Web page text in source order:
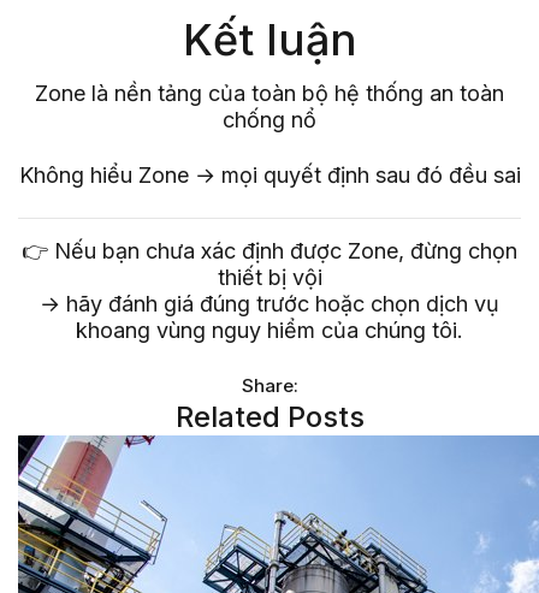
Kết luận
Zone là nền tảng của toàn bộ hệ thống an toàn
chống nổ
Không hiểu Zone → mọi quyết định sau đó đều sai
👉 Nếu bạn chưa xác định được Zone, đừng chọn
thiết bị vội
→ hãy đánh giá đúng trước hoặc chọn dịch vụ
khoang vùng nguy hiểm của chúng tôi.
Share:
Related Posts